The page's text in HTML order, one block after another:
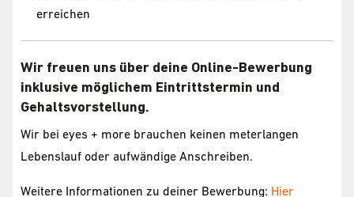
erreichen
Wir freuen uns über deine Online-Bewerbung
inklusive möglichem Eintrittstermin und
Gehaltsvorstellung.
Wir bei eyes + more brauchen keinen meterlangen
Lebenslauf oder aufwändige Anschreiben.
Weitere Informationen zu deiner Bewerbung: Hier